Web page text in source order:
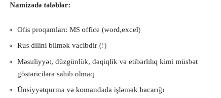
Namizədə tələblər:
Ofis proqamları: MS office (word,excel)
Rus dilini bilmək vacibdir (!)
Məsuliyyət, düzgünlük, dəqiqlik və etibarlılıq kimi müsbət
göstəricilərə sahib olmaq
Ünsiyyətqurma və komandada işləmək bacarığı